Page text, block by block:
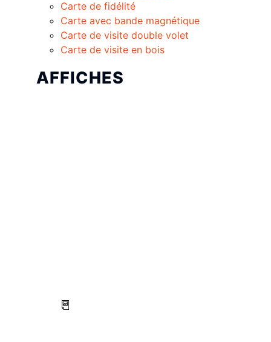
Carte de fidélité
Carte avec bande magnétique
Carte de visite double volet
Carte de visite en bois
AFFICHES